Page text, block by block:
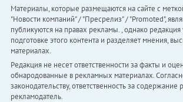
Материалы, которые размещаются на сайте с
"Новости компаний" / "Пресрелиз" / "Promoted",
публикуются на правах рекламы. , однако редакция
подготовке этого контента и разделяет мнения,
материалах.
Редакция не несет ответственности за факты и
обнародованные в рекламных материалах.
законодательству, ответственность за
рекламодатель.